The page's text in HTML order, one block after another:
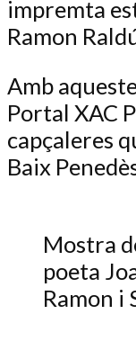
impremta
Ramon
Amb
Portal XAC
capçaleres
Baix
Mostra
poeta
Ramon i